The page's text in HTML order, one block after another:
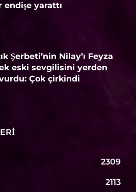
endişe yarattı
Şerbeti’nin Nilay’ı Feyza
eski sevgilisini yerden
Çok çirkindi
2309
2113